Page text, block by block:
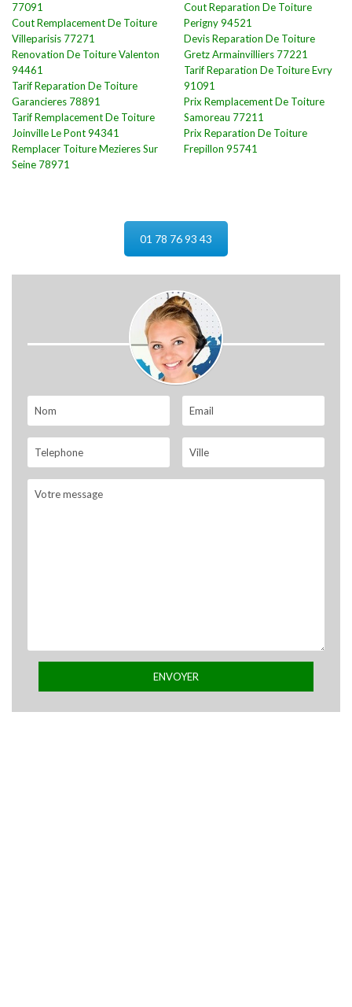
77091
Cout Remplacement De Toiture
Villeparisis 77271
Renovation De Toiture Valenton
94461
Tarif Reparation De Toiture
Garancieres 78891
Tarif Remplacement De Toiture
Joinville Le Pont 94341
Remplacer Toiture Mezieres Sur
Seine 78971
Cout Reparation De Toiture
Perigny 94521
Devis Reparation De Toiture
Gretz Armainvilliers 77221
Tarif Reparation De Toiture Evry
91091
Prix Remplacement De Toiture
Samoreau 77211
Prix Reparation De Toiture
Frepillon 95741
01 78 76 93 43